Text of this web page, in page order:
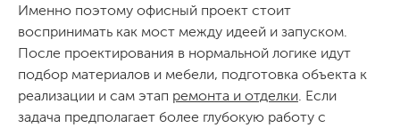
Именно поэтому офисный проект стоит
воспринимать как мост между идеей и запуском.
После проектирования в нормальной логике идут
подбор материалов и мебели, подготовка объекта к
реализации и сам этап ремонта и отделки . Если
задача предполагает более глубокую работу с